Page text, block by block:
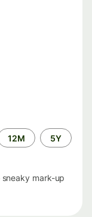
12M 5Y
mark-up